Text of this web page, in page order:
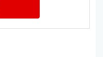
đảm bảo được
tới 10.2Gbps